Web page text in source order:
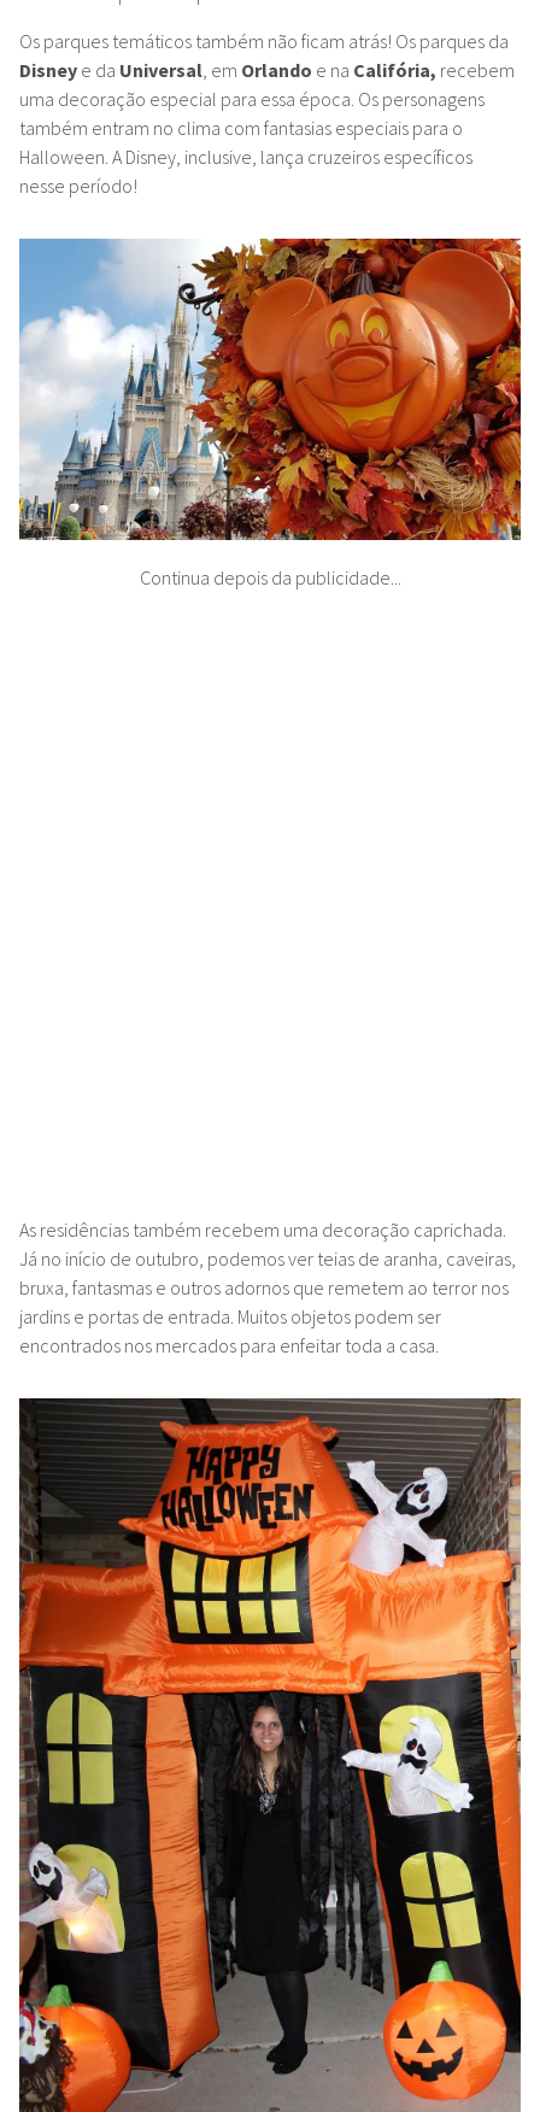
Os parques temáticos também não ficam atrás! Os parques da
Disney e da Universal, em Orlando e na Califória, recebem
uma decoração especial para essa época. Os personagens
também entram no clima com fantasias especiais para o
Halloween. A Disney, inclusive, lança cruzeiros específicos
nesse período!
Continua depois da publicidade...
As residências também recebem uma decoração caprichada.
Já no início de outubro, podemos ver teias de aranha, caveiras,
bruxa, fantasmas e outros adornos que remetem ao terror nos
jardins e portas de entrada. Muitos objetos podem ser
encontrados nos mercados para enfeitar toda a casa.